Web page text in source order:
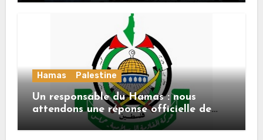
Hamas Palestine
Un responsable du Hamas : nous
attendons une réponse officielle de
Mladenov concernant la feuille de
route de la deuxième phase de l’accord